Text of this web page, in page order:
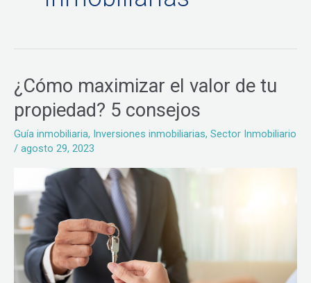
¿Cómo maximizar el valor de tu
propiedad? 5 consejos
Guía inmobiliaria, Inversiones inmobiliarias, Sector Inmobiliario
/ agosto 29, 2023
¿Cómo
maximizar
el
valor
propiedad?
consejos